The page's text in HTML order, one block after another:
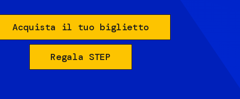
Acquista il tuo biglietto
Regala STEP